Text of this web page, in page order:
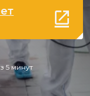
5 минут